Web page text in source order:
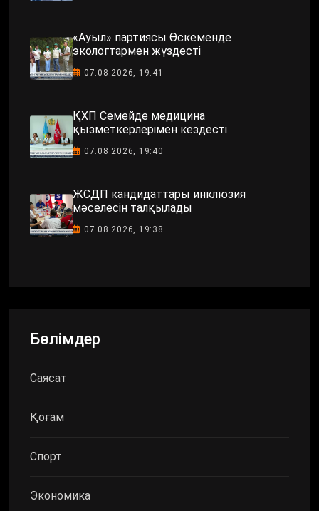
«Ауыл» партиясы Өскеменде
экологтармен жүздесті
07.08.2026, 19:41
ҚХП Семейде медицина
қызметкерлерімен кездесті
07.08.2026, 19:40
ЖСДП кандидаттары инклюзия
мәселесін талқылады
07.08.2026, 19:38
Бөлімдер
Саясат
Қоғам
Спорт
Экономика